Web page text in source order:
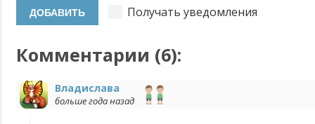
Получать уведомления
Комментарии (6):
Владислава
больше года назад